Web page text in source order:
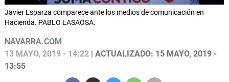
Javier Esparza comparece ante los medios de comunicación en
Hacienda. PABLO LASAOSA.
NAVARRA.COM
13 MAYO, 2019 - 14:22 | ACTUALIZADO: 15 MAYO, 2019 -
13:55